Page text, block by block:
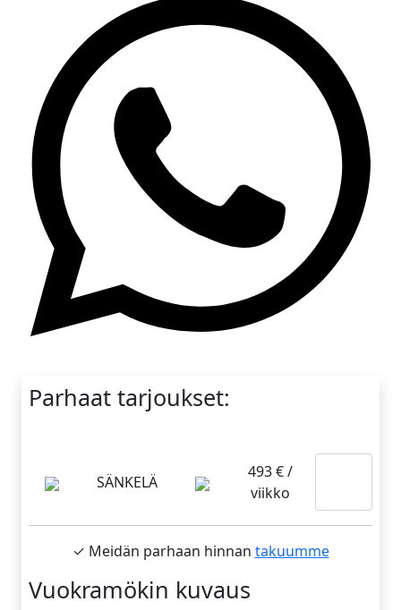
Parhaat tarjoukset:
SÄNKELÄ
493 € /
viikko
✓ Meidän parhaan hinnan takuumme
Vuokramökin kuvaus